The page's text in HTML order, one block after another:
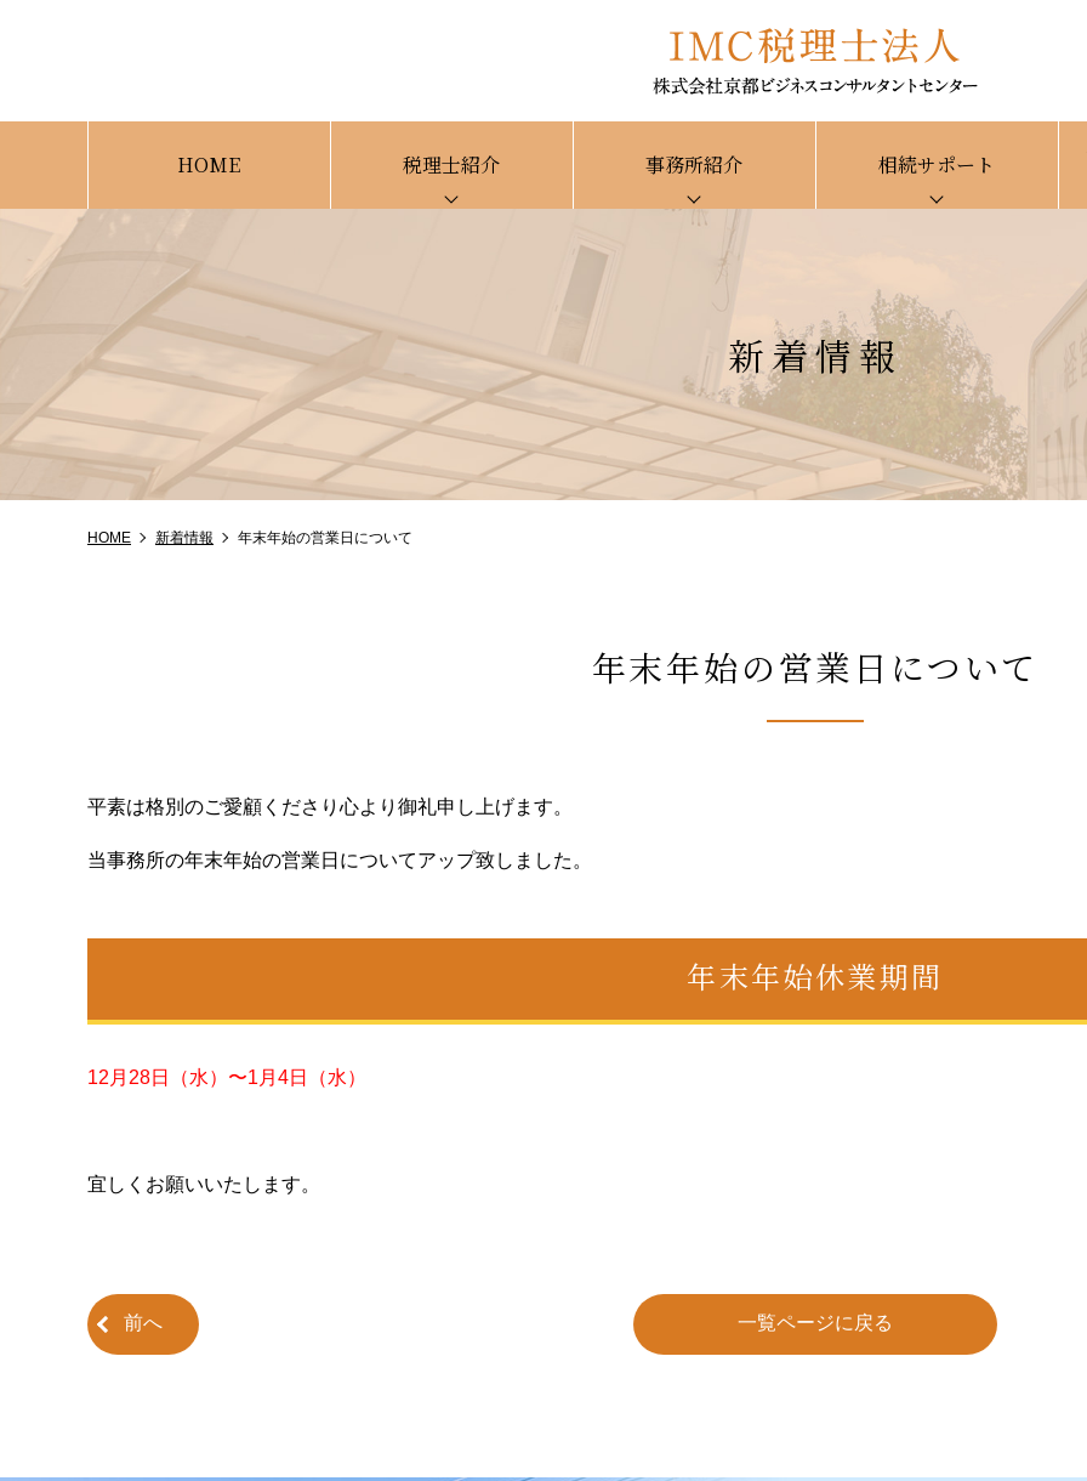
HOME 税理士紹介 事務所紹介 相続サポート
新着情報
HOME 新着情報 年末年始の営業日について
年末年始の営業日について
平素は格別のご愛顧くださり心より御礼申し上げます。
当事務所の年末年始の営業日についてアップ致しました。
年末年始休業期間
12月28日（水）〜1月4日（水）
宜しくお願いいたします。
前へ 一覧ページに戻る